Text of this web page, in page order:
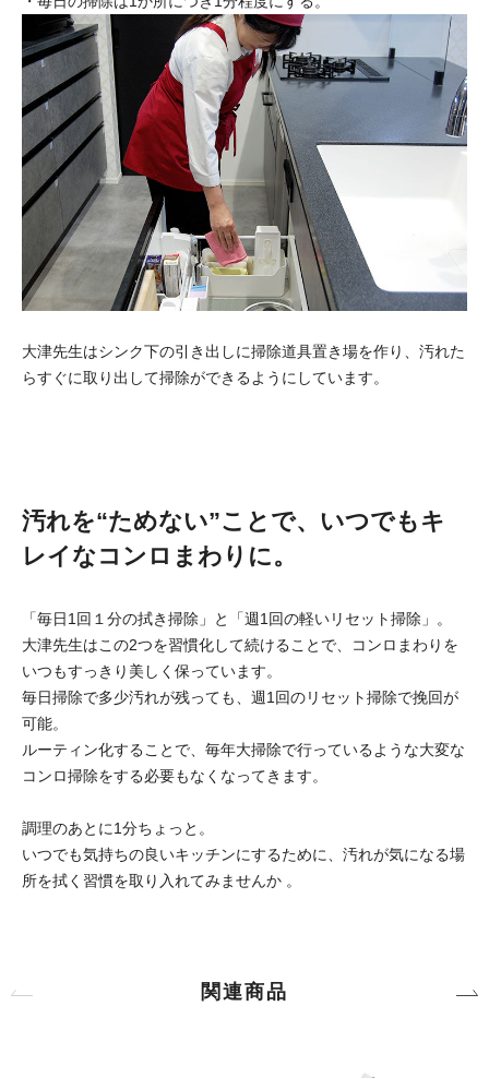
大津先生はシンク下の引き出しに掃除道具置き場を作り、汚れた
らすぐに取り出して掃除ができるようにしています。
汚れを“ためない”ことで、いつでもキ
レイなコンロまわりに。
「毎日1回１分の拭き掃除」と「週1回の軽いリセット掃除」。
大津先生はこの2つを習慣化して続けることで、コンロまわりを
いつもすっきり美しく保っています。
毎日掃除で多少汚れが残っても、週1回のリセット掃除で挽回が
可能。
ルーティン化することで、毎年大掃除で行っているような大変な
コンロ掃除をする必要もなくなってきます。
調理のあとに1分ちょっと。
いつでも気持ちの良いキッチンにするために、汚れが気になる場
所を拭く習慣を取り入れてみませんか 。
関連商品